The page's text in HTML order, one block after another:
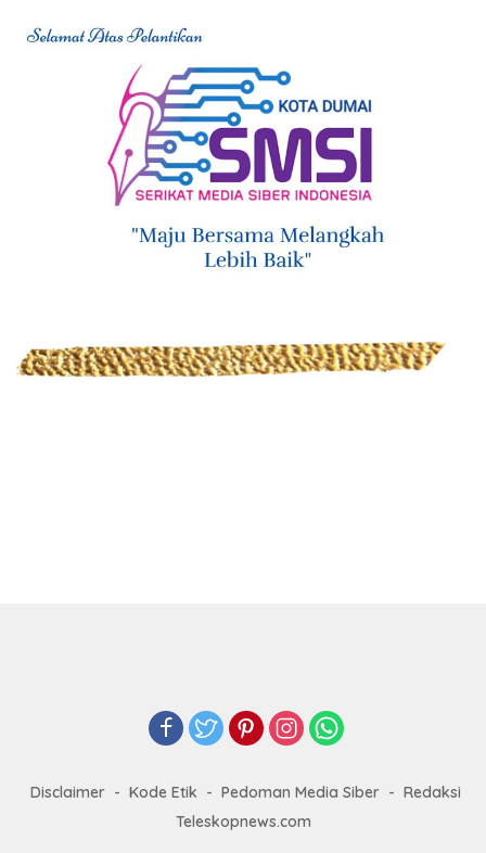
Disclaimer Kode Etik Pedoman Media Siber
Redaksi
Teleskopnews.com